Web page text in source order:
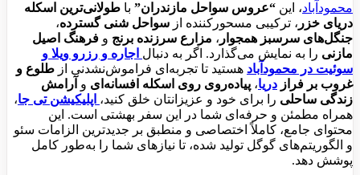
محمودآباد، این “عروس سواحل مازندران” با طولانی‌ترین اسکله
دریای خزر ، ترکیبی مسحورکننده از سواحل شنی گسترده،
جنگل‌های سرسبز همجوار ، مزارع سرزنده برنج و فرهنگ اصیل
مازنی را به نمایش می‌گذارد. اگر به دنبال اجاره و رزرو ویلا و
سوئیت در محمودآباد هستید تا تجربه‌ای فراموش‌نشدنی از طلوع و
غروب بر فراز دریا، پیاده‌روی روی اسکله افسانه‌ای و آرامش
زندگی ساحلی را برای خود و عزیزانتان خلق کنید، اپلیکیشن تی جا،
همراه مطمئن و حرفه‌ای شما در این سفر بهشتی است. این
محتوای جامع، کاملاً اختصاصی و منطبق بر جدیدترین الزامات سئو
و الگوریتم‌های گوگل تولید شده، تا نیازهای شما را به‌طور کامل
پوشش دهد.